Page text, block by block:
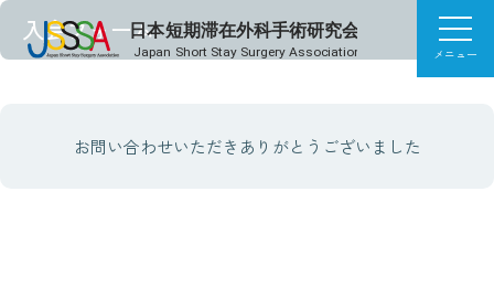
メニュー
入会フォーム
お問い合わせいただきありがとうございました